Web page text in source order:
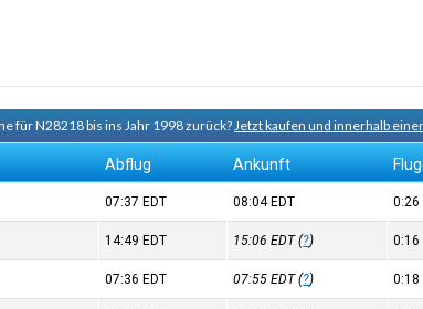
für N28218 bis ins Jahr 1998 zurück?Jetzt kaufen und innerhalb
Abflug Ankunft
07:37 EDT 08:04 EDT 0:26
14:49 EDT 15:06EDT(?) 0:16
07:36 EDT 07:55EDT(?) 0:18